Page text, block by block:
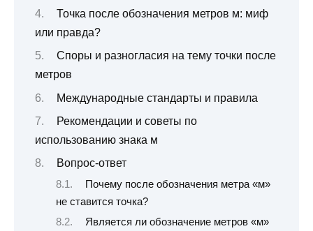
Точка после обозначения метров м: миф
или правда?
Споры и разногласия на тему точки после
метров
Международные стандарты и правила
Рекомендации и советы по
использованию знака м
Вопрос-ответ
Почему после обозначения метра «м»
не ставится точка?
Является ли обозначение метров «м»